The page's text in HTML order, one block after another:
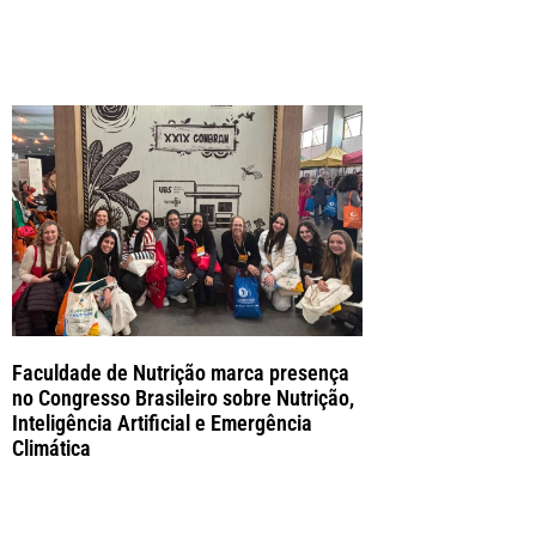
Faculdade de Nutrição marca presença
no Congresso Brasileiro sobre Nutrição,
Inteligência Artificial e Emergência
Climática